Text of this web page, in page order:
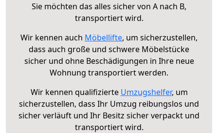
Sie möchten das alles sicher von A nach B,
transportiert wird.
Wir kennen auch Möbellifte, um sicherzustellen,
dass auch große und schwere Möbelstücke
sicher und ohne Beschädigungen in Ihre neue
Wohnung transportiert werden.
Wir kennen qualifizierte Umzugshelfer, um
sicherzustellen, dass Ihr Umzug reibungslos und
sicher verläuft und Ihr Besitz sicher verpackt und
transportiert wird.